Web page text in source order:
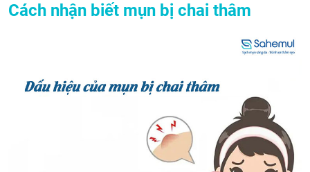
Cách nhận biết mụn bị chai thâm